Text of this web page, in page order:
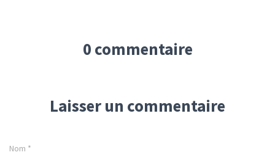
0 commentaire
Laisser un commentaire
Nom *